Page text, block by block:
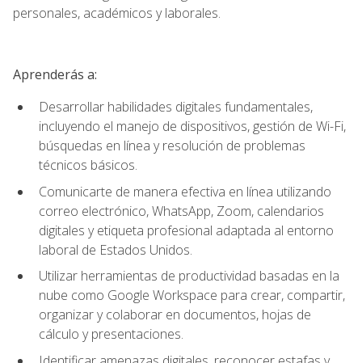
personales, académicos y laborales.
Aprenderás a:
Desarrollar habilidades digitales fundamentales,
incluyendo el manejo de dispositivos, gestión de Wi-Fi,
búsquedas en línea y resolución de problemas
técnicos básicos.
Comunicarte de manera efectiva en línea utilizando
correo electrónico, WhatsApp, Zoom, calendarios
digitales y etiqueta profesional adaptada al entorno
laboral de Estados Unidos.
Utilizar herramientas de productividad basadas en la
nube como Google Workspace para crear, compartir,
organizar y colaborar en documentos, hojas de
cálculo y presentaciones.